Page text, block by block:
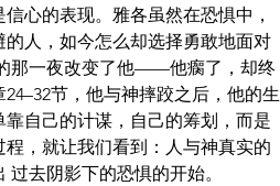
心的表现。雅各虽然在恐惧中，
人，如今怎么却选择勇敢地面对
那一夜改变了他——他瘸了，却终
节，他与神摔跤之后，他的生
自己的计谋，自己的筹划，而是
，就让我们看到：人与神真实的
去阴影下的恐惧的开始。